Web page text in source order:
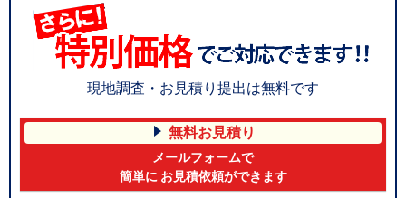
現地調査・お見積り提出は無料です
無料お見積り
メールフォームで
簡単に お見積依頼ができます